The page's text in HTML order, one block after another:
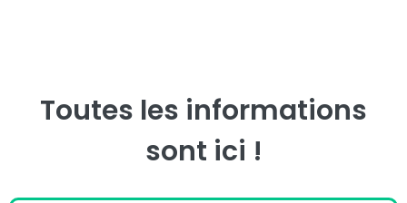
Toutes les informations
sont ici !